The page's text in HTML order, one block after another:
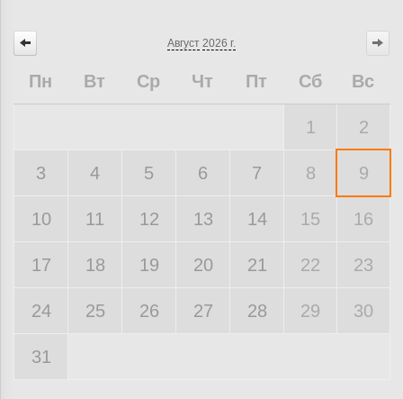
Август 2026 г.
Пн Вт Ср Чт Пт Сб Вс
1 2
3 4 5 6 7 8 9
10 11 12 13 14 15 16
17 18 19 20 21 22 23
24 25 26 27 28 29 30
31